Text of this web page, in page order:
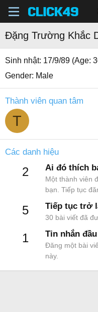
Đặng Trường Khắc
Sinh nhật 17/9/89 (Age:
Gender Male
Thành viên quan tâm
T
Các danh hiệu
2 Ai đó thích
Một thành viên
bạn. Tiếp tục
5 Tiếp tục trở
30 bài viết đã
1 Tin nhắn
Đăng một bài
này.